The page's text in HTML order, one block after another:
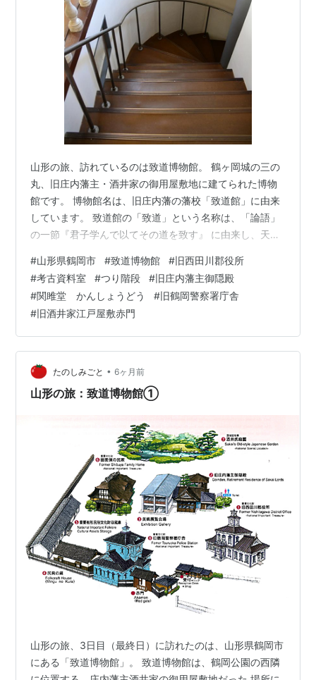
山形の旅、訪れているのは致道博物館。 鶴ヶ岡城の三の
丸、旧庄内藩主・酒井家の御用屋敷地に建てられた博物
館です。 博物館名は、旧庄内藩の藩校「致道館」に由来
しています。 致道館の「致道」という名称は、「論語」
の一節『君子学んで以てその道を致す』 に由来し、天性
が特徴と されていました。 致道博物館で、まず訪れたの
は「旧西田川郡役所」です。 １階の「致道ミニチュアコ
レクション」を見た後、２階の「考古資料室」に行って
みました。 資料室には、庄内地方から出土した考古資料
を中心に、時代順・遺跡ごとに展示 されていました。 な
ぜここに考古資料室があるのか…
#山形県鶴岡市 #致道博物館 #旧西田川郡役所
#考古資料室 #つり階段 #旧庄内藩主御隠殿
#関雎堂 かんしょうどう #旧鶴岡警察署庁舎
#旧酒井家江戸屋敷赤門
たのしみごと • 6ヶ月前
山形の旅：致道博物館①
山形の旅、3日目（最終日）に訪れたのは、山形県鶴岡市
にある「致道博物館」。 致道博物館は、鶴岡公園の西隣